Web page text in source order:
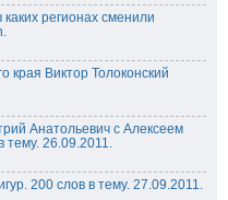
регионах сменили
края Виктор Толоконский
Анатольевич с Алексеем
26.09.2011.
200 слов в тему. 27.09.2011.